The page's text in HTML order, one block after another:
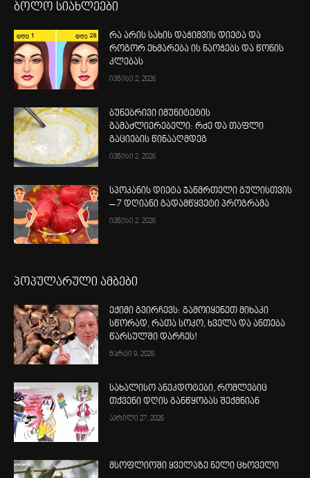
ბოლო სიახლეები
რა არის სახის დაჭიმვის დიეტა და
როგორ ეხმარება ის ნაოჭებს და წონის
კლებას
ივნისი 2, 2026
ბუნებრივი იმუნიტეტის
გამაძლიერებელი: რძე და თაფლი
გაციების წინააღმდეგ
ივნისი 2, 2026
სპოკანის დიეტა ჯანმრთელი გულისთვის
– 7 დღიანი გადამწყვეტი პროგრამა
ივნისი 2, 2026
პოპულარული ამბები
ექიმი გვირჩევს: გამოიყენეთ მიხაკი
სწორად, რათა სოკო, ხველა და ანთება
წარსულში დარჩეს!
მარტი 9, 2026
სახალისო ანეკდოტები, რომლებიც
თქვენი დღის განწყობას შექმნიან
აპრილი 27, 2026
მსოფლიოში ყველაზე ნელი ცხოველი